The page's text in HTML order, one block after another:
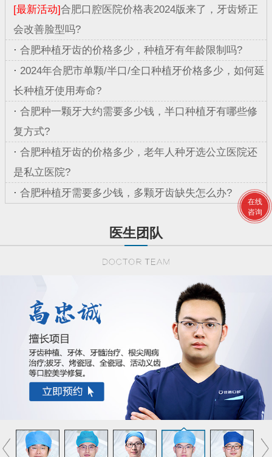
[最新活动]合肥口腔医院价格表2024版来了，牙齿矫正
会改善脸型吗?
· 合肥种植牙齿的价格多少，种植牙有年龄限制吗?
· 2024年合肥市单颗/半口/全口种植牙价格多少，如何延
长种植牙使用寿命?
· 合肥种一颗牙大约需要多少钱，半口种植牙有哪些修
复方式?
· 合肥种植牙齿的价格多少，老年人种牙选公立医院还
是私立医院?
· 合肥种植牙需要多少钱，多颗牙齿缺失怎么办?
医生团队
在线
咨询